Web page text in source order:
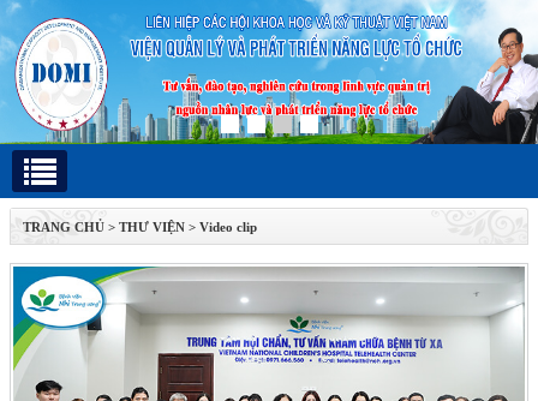
TRANG CHỦ > THƯ VIỆN > Video clip